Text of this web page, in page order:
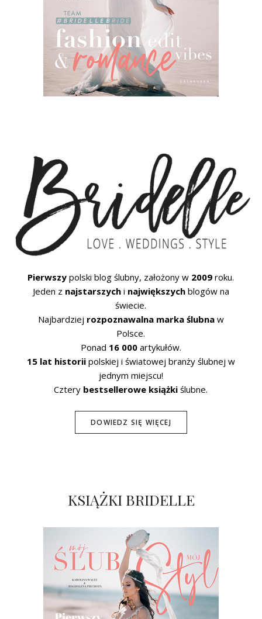
Pierwszy polski blog ślubny, założony w 2009 roku.
Jeden z najstarszychi największychblogów na
świecie.
Najbardziej rozpoznawalna marka ślubnaw
Polsce.
Ponad 16 000artykułów.
15 lat historiipolskiej i światowej branży ślubnej w
jednym miejscu!
Cztery bestsellerowe książki ślubne.
DOWIEDZ SIĘ WIĘCEJ
KSIĄŻKI BRIDELLE